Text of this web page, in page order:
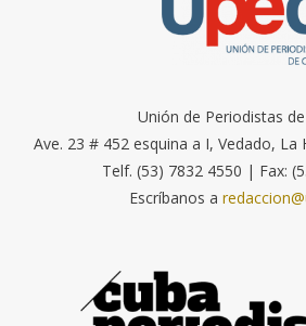
Unión de Periodistas de
Ave. 23 # 452 esquina a I, Vedado, La
Telf. (53) 7832 4550 | Fax:
Escríbanos a